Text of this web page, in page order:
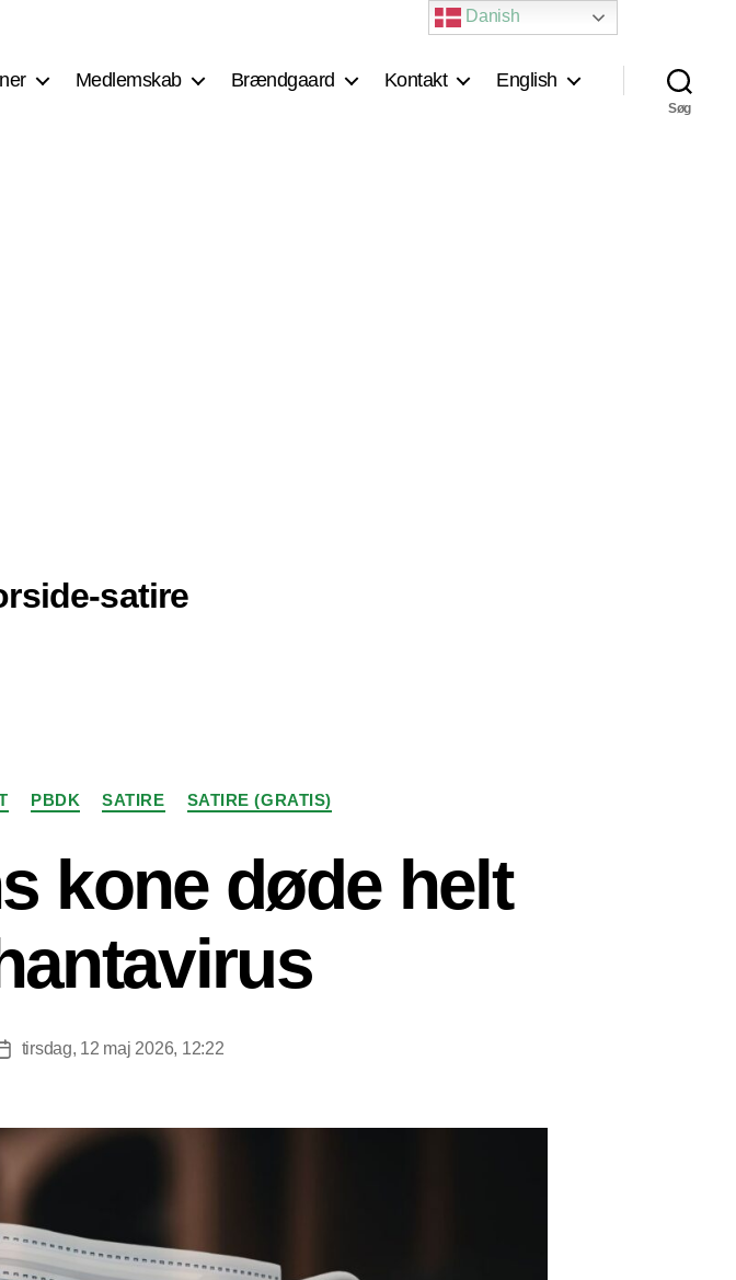
Medlemskab Brændgaard Kontakt English
Søg
satire
Kategorier
PBDK SATIRE SATIRE (GRATIS)
kone døde helt
Indlægsdato
tirsdag, 12 maj 2026, 12:22
Danish